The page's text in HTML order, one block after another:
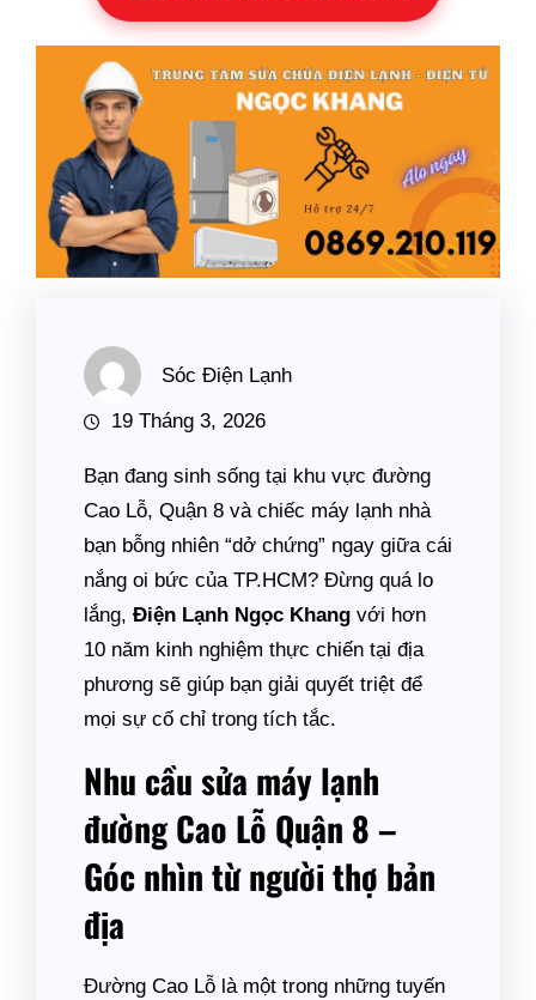
Sóc Điện Lạnh
19 Tháng 3, 2026
Bạn đang sinh sống tại khu vực đường
Cao Lỗ, Quận 8 và chiếc máy lạnh nhà
bạn bỗng nhiên “dở chứng” ngay giữa cái
nắng oi bức của TP.HCM? Đừng quá lo
lắng, Điện Lạnh Ngọc Khang với hơn
10 năm kinh nghiệm thực chiến tại địa
phương sẽ giúp bạn giải quyết triệt để
mọi sự cố chỉ trong tích tắc.
Nhu cầu sửa máy lạnh
đường Cao Lỗ Quận 8 –
Góc nhìn từ người thợ bản
địa
Đường Cao Lỗ là một trong những tuyến